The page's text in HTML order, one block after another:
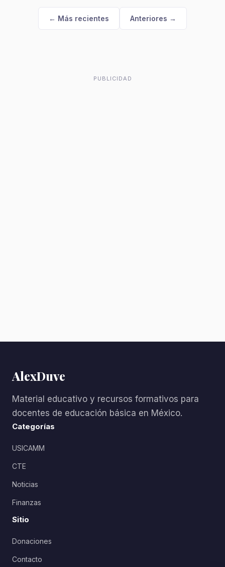
← Más recientes Anteriores →
PUBLICIDAD
AlexDuve
Material educativo y recursos formativos para
docentes de educación básica en México.
Categorías
USICAMM
CTE
Noticias
Finanzas
Sitio
Donaciones
Contacto